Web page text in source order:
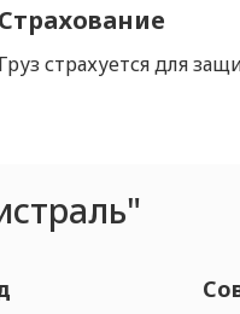
Страхование
Груз страхуется для